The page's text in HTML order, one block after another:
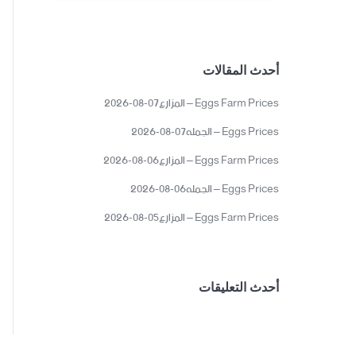
أحدث المقالات
Eggs Farm Prices – المزارع07-08-2026
Eggs Prices – الجمله07-08-2026
Eggs Farm Prices – المزارع06-08-2026
Eggs Prices – الجمله06-08-2026
Eggs Farm Prices – المزارع05-08-2026
أحدث التعليقات